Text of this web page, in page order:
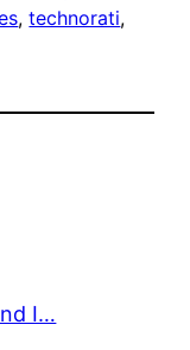
, technorati
I…